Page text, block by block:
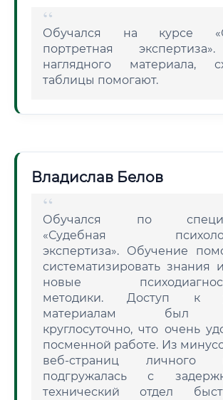
Обучался на курсе
портретная
наглядного материала,
таблицы помогают.
Владислав Белов
Обучался по
«Судебная
экспертиза». Обучение
систематизировать знания
новые
методики. Доступ к
материалам был
круглосуточно, что очень
посменной работе. Из
веб-страниц личного
подгружалась с
технический отдел